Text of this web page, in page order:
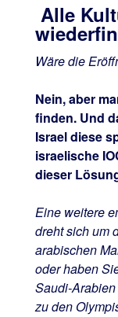
Alle
Wäre die
Nein, aber
finden. Und
Israel diese
israelische
dieser
Eine weitere
dreht sich um
arabischen
oder haben
Saudi-
zu den